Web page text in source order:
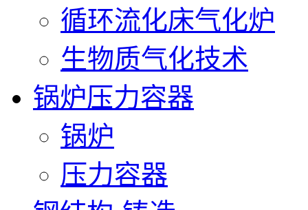
循环流化床气化炉
生物质气化技术
锅炉压力容器
锅炉
压力容器